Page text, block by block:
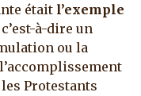
était l’exemple
c’est-à-dire un
ou la
Protestants